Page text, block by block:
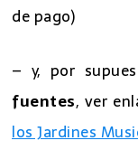
de pago)
– y, por
fuentes, ver
los Jardines